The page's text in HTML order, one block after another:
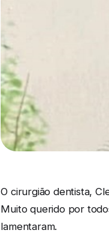
O cirurgião dentista,
Muito querido por
lamentaram.